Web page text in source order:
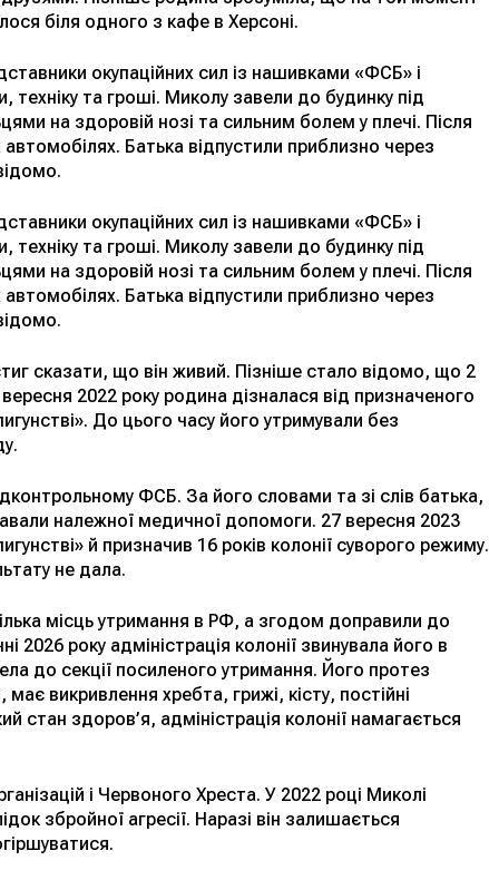
біля одного з кафе в Херсоні.
окупаційних сил із нашивками «ФСБ» і
та гроші. Миколу завели до будинку під
на здоровій нозі та сильним болем у плечі. Після
Батька відпустили приблизно через
окупаційних сил із нашивками «ФСБ» і
та гроші. Миколу завели до будинку під
на здоровій нозі та сильним болем у плечі. Після
Батька відпустили приблизно через
сказати, що він живий. Пізніше стало відомо, що 2
2022 року родина дізналася від призначеного
До цього часу його утримували без
ФСБ. За його словами та зі слів батька,
належної медичної допомоги. 27 вересня 2023
й призначив 16 років колонії суворого режиму.
не дала.
місць утримання в РФ, а згодом доправили до
2026 року адміністрація колонії звинувала його в
до секції посиленого утримання. Його протез
викривлення хребта, грижі, кісту, постійні
стан здоров’я, адміністрація колонії намагається
і Червоного Хреста. У 2022 році Миколі
збройної агресії. Наразі він залишається